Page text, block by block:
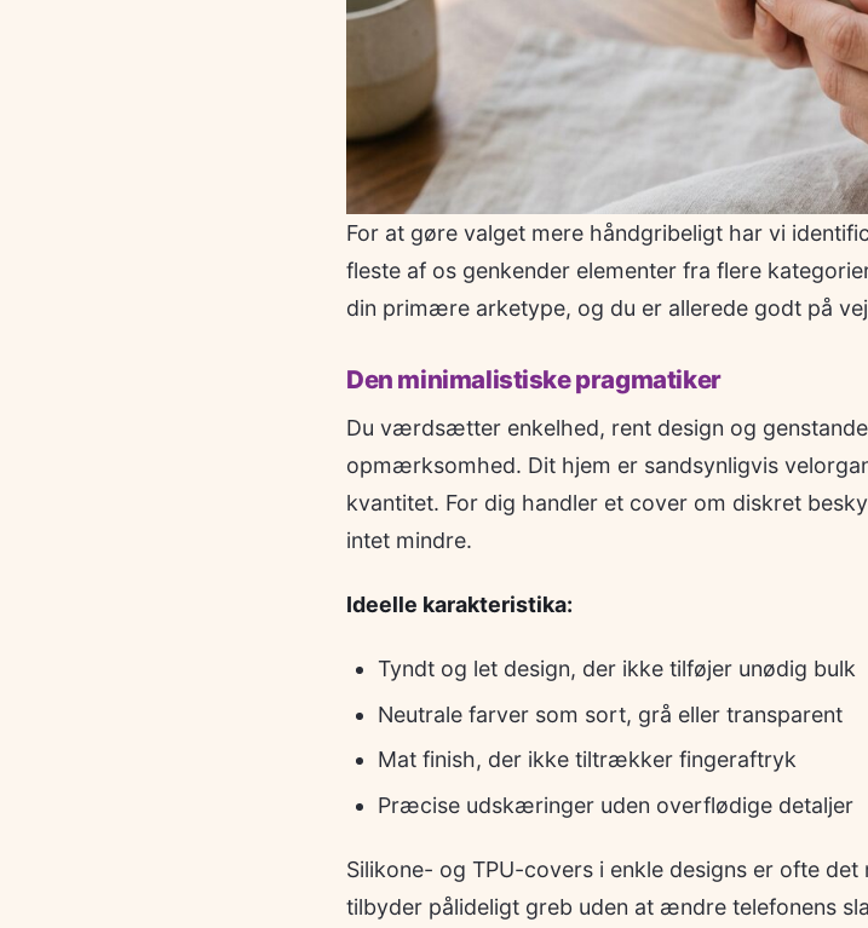
For at gøre valget mere håndgribeligt har vi
fleste af os genkender elementer fra flere
din primære arketype, og du er allerede godt på
Den minimalistiske pragmatiker
Du værdsætter enkelhed, rent design og
opmærksomhed. Dit hjem er sandsynligvis
kvantitet. For dig handler et cover om diskret
intet mindre.
Ideelle karakteristika:
Tyndt og let design, der ikke tilføjer unødig bulk
Neutrale farver som sort, grå eller transparent
Mat finish, der ikke tiltrækker fingeraftryk
Præcise udskæringer uden overflødige detaljer
Silikone- og TPU-covers i enkle designs er ofte
tilbyder pålideligt greb uden at ændre telefonens